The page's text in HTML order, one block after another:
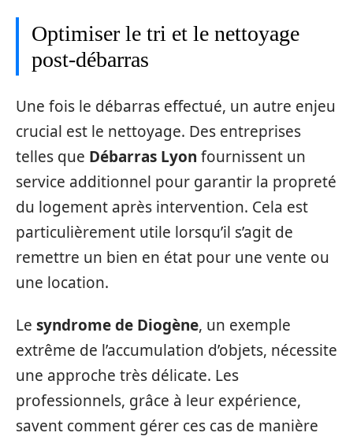
Optimiser le tri et le nettoyage
post-débarras
Une fois le débarras effectué, un autre enjeu
crucial est le nettoyage. Des entreprises
telles que Débarras Lyon fournissent un
service additionnel pour garantir la propreté
du logement après intervention. Cela est
particulièrement utile lorsqu’il s’agit de
remettre un bien en état pour une vente ou
une location.
Le syndrome de Diogène, un exemple
extrême de l’accumulation d’objets, nécessite
une approche très délicate. Les
professionnels, grâce à leur expérience,
savent comment gérer ces cas de manière